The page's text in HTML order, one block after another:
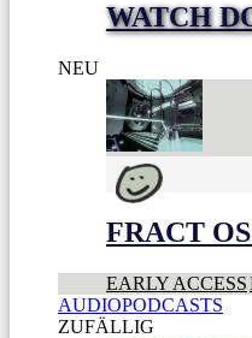
WATCH
NEU
FRACT
EARLY ACCESS
AUDIOPODCASTS
ZUFÄLLIG